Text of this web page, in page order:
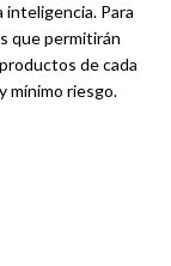
inteligencia. Para
que permitirán
de cada
mínimo riesgo.